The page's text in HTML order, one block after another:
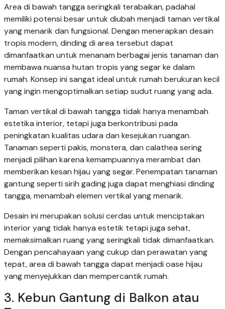
Area di bawah tangga seringkali terabaikan, padahal
memiliki potensi besar untuk diubah menjadi taman vertikal
yang menarik dan fungsional. Dengan menerapkan desain
tropis modern, dinding di area tersebut dapat
dimanfaatkan untuk menanam berbagai jenis tanaman dan
membawa nuansa hutan tropis yang segar ke dalam
rumah. Konsep ini sangat ideal untuk rumah berukuran kecil
yang ingin mengoptimalkan setiap sudut ruang yang ada.
Taman vertikal di bawah tangga tidak hanya menambah
estetika interior, tetapi juga berkontribusi pada
peningkatan kualitas udara dan kesejukan ruangan.
Tanaman seperti pakis, monstera, dan calathea sering
menjadi pilihan karena kemampuannya merambat dan
memberikan kesan hijau yang segar. Penempatan tanaman
gantung seperti sirih gading juga dapat menghiasi dinding
tangga, menambah elemen vertikal yang menarik.
Desain ini merupakan solusi cerdas untuk menciptakan
interior yang tidak hanya estetik tetapi juga sehat,
memaksimalkan ruang yang seringkali tidak dimanfaatkan.
Dengan pencahayaan yang cukup dan perawatan yang
tepat, area di bawah tangga dapat menjadi oase hijau
yang menyejukkan dan mempercantik rumah.
3. Kebun Gantung di Balkon atau